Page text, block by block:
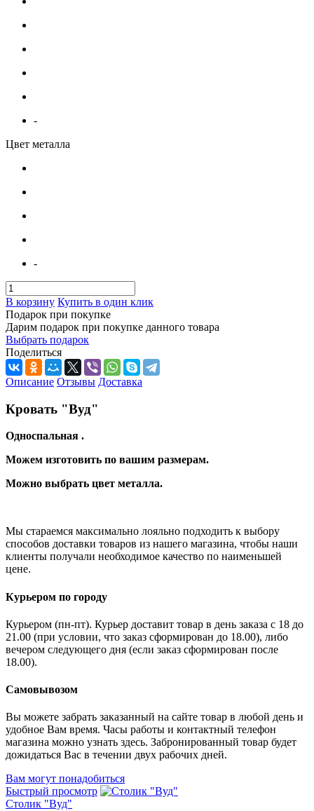
-
Цвет металла
-
В корзину Купить в один клик
Подарок при покупке
Дарим подарок при покупке данного товара
Выбрать подарок
Поделиться
Описание Отзывы Доставка
Кровать "Вуд"
Односпальная .
Можем изготовить по вашим размерам.
Можно выбрать цвет металла.
Мы стараемся максимально лояльно подходить к выбору
способов доставки товаров из нашего магазина, чтобы наши
клиенты получали необходимое качество по наименьшей
цене.
Курьером по городу
Курьером (пн-пт). Курьер доставит товар в день заказа с 18 до
21.00 (при условии, что заказ сформирован до 18.00), либо
вечером следующего дня (если заказ сформирован после
18.00).
Самовывозом
Вы можете забрать заказанный на сайте товар в любой день и
удобное Вам время. Часы работы и контактный телефон
магазина можно узнать здесь. Забронированный товар будет
дожидаться Вас в течении двух рабочих дней.
Вам могут понадобиться
Быстрый просмотр
Столик "Вуд"